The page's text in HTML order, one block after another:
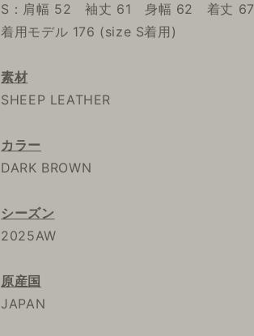
S：肩幅 52 袖丈 61 身幅 62 着丈 67
着用モデル 176 (size S着用)
素材
SHEEP LEATHER
カラー
DARK BROWN
シーズン
2025AW
原産国
JAPAN